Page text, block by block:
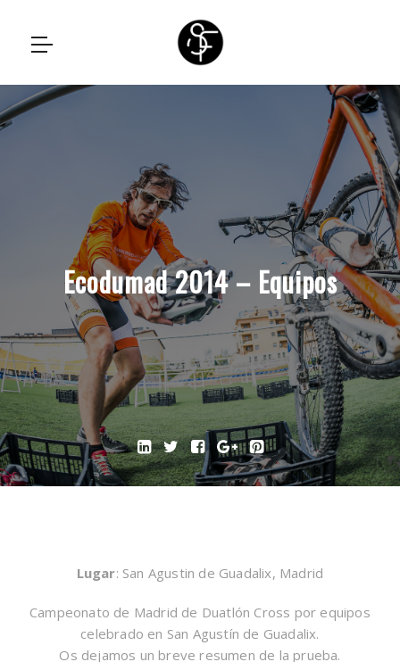
Ecodumad 2014 – Equipos
Lugar: San Agustin de Guadalix, Madrid
Campeonato de Madrid de Duatlón Cross por equipos
celebrado en San Agustín de Guadalix.
Os dejamos un breve resumen de la prueba.